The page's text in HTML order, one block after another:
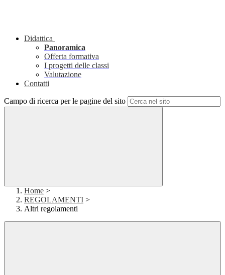
Didattica
Panoramica
Offerta formativa
I progetti delle classi
Valutazione
Contatti
Campo di ricerca per le pagine del sito
Home >
REGOLAMENTI >
Altri regolamenti